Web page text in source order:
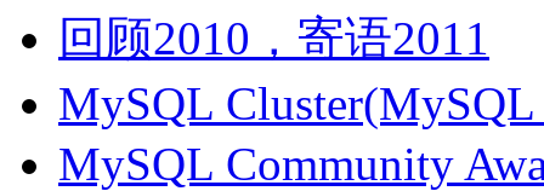
回顾2010，寄语2011
MySQL
MySQL Community